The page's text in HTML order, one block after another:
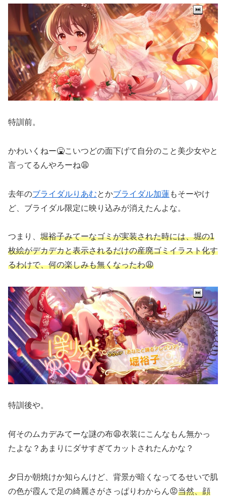
特訓前。
かわいくねー🤮こいつどの面下げて自分のこと美少女やと
言ってるんやろーね😩
去年のブライダルりあむとかブライダル加蓮もそーやけ
ど、ブライダル限定に映り込みが消えたんよな。
つまり、 堀裕子みてーなゴミが実装された時には、堀の1
枚絵がデカデカと表示されるだけの産廃ゴミイラスト化す
るわけで、何の楽しみも無くなったわ😩
特訓後や。
何そのムカデみてーな謎の布😩衣装にこんなもん無かっ
たよな？あまりにダサすぎてカットされたんかな？
夕日か朝焼けか知らんけど、背景が暗くなってるせいで肌
の色が霞んで足の綺麗さがさっぱりわからん😡当然、顔